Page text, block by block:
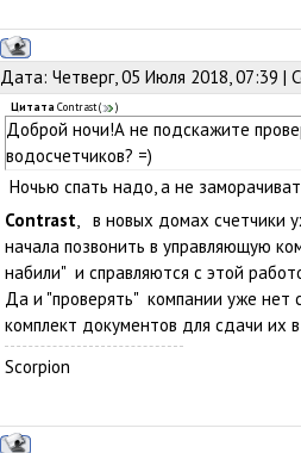
Дата: Четверг, 05 Июля 2018, 07:39 |
Цитата Contrast( )
Доброй ночи!А не подскажите
водосчетчиков? =)
Ночью спать надо, а не
Contrast, в новых домах счетчики
начала позвонить в управляющую
набили" и справляются с этой
Да и "проверять" компании уже нет
комплект документов для сдачи их
Scorpion